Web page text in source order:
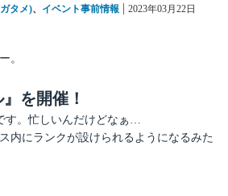
タメ)、 イベント事前情報
投
2023年03月22日
。
を開催！
す。忙しいんだけどなぁ…
内にランクが設けられるようになるみた